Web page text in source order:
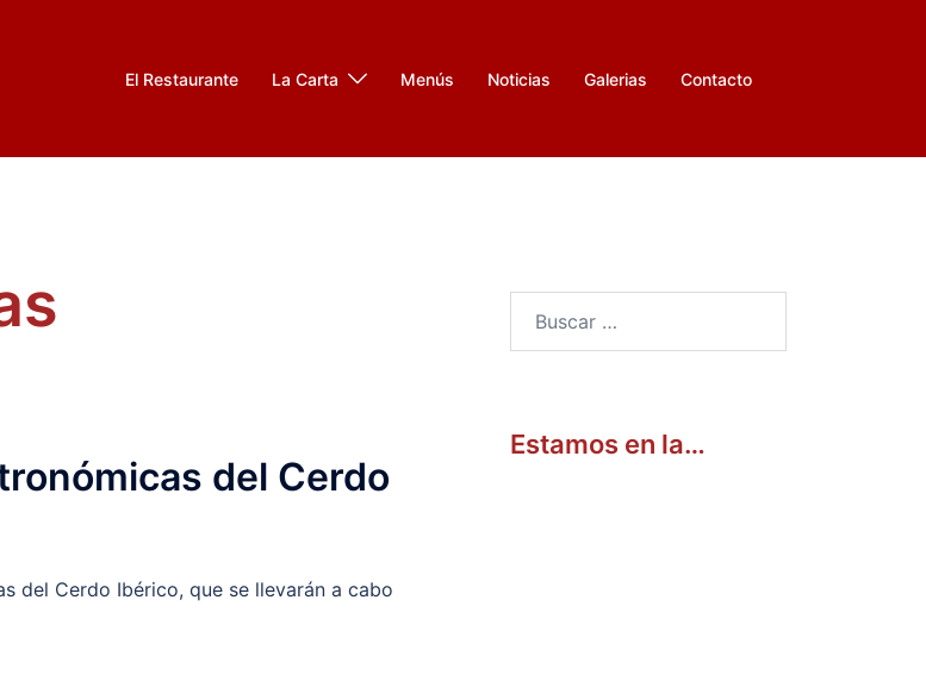
El Restaurante La Carta Menús Noticias Galerias Contacto
del Cerdo
del Cerdo Ibérico, que se llevarán a cabo
Estamos en la…